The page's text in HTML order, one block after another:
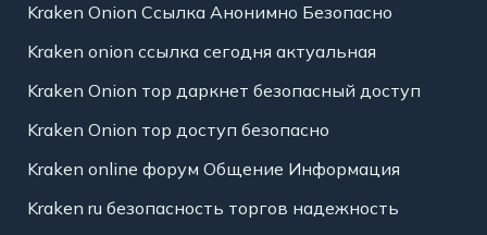
Kraken Onion Ссылка Анонимно Безопасно
Kraken onion ссылка сегодня актуальная
Kraken Onion тор даркнет безопасный доступ
Kraken Onion тор доступ безопасно
Kraken online форум Общение Информация
Kraken ru безопасность торгов надежность